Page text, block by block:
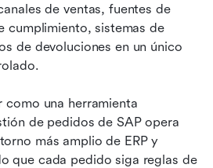
de ventas, fuentes de
cumplimiento, sistemas de
de devoluciones en un único
como una herramienta
de pedidos de SAP opera
más amplio de ERP y
que cada pedido siga reglas de